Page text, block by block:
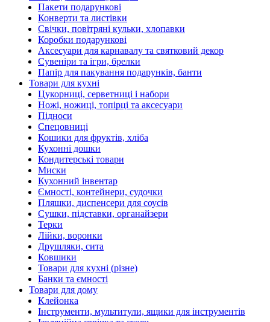
Пакети подарункові
Конверти та листівки
Свічки, повітряні кульки, хлопавки
Коробки подарункові
Аксесуари для карнавалу та святковий декор
Сувеніри та ігри, брелки
Папір для пакування подарунків, банти
Товари для кухні
Цукорниці, серветниці і набори
Ножі, ножиці, топірці та аксесуари
Підноси
Спецовниці
Кошики для фруктів, хліба
Кухонні дошки
Кондитерські товари
Миски
Кухонний інвентар
Ємності, контейнери, судочки
Пляшки, диспенсери для соусів
Сушки, підставки, органайзери
Терки
Лійки, воронки
Друшляки, сита
Ковшики
Товари для кухні (різне)
Банки та ємності
Товари для дому
Клейонка
Інструменти, мультитули, ящики для інструментів